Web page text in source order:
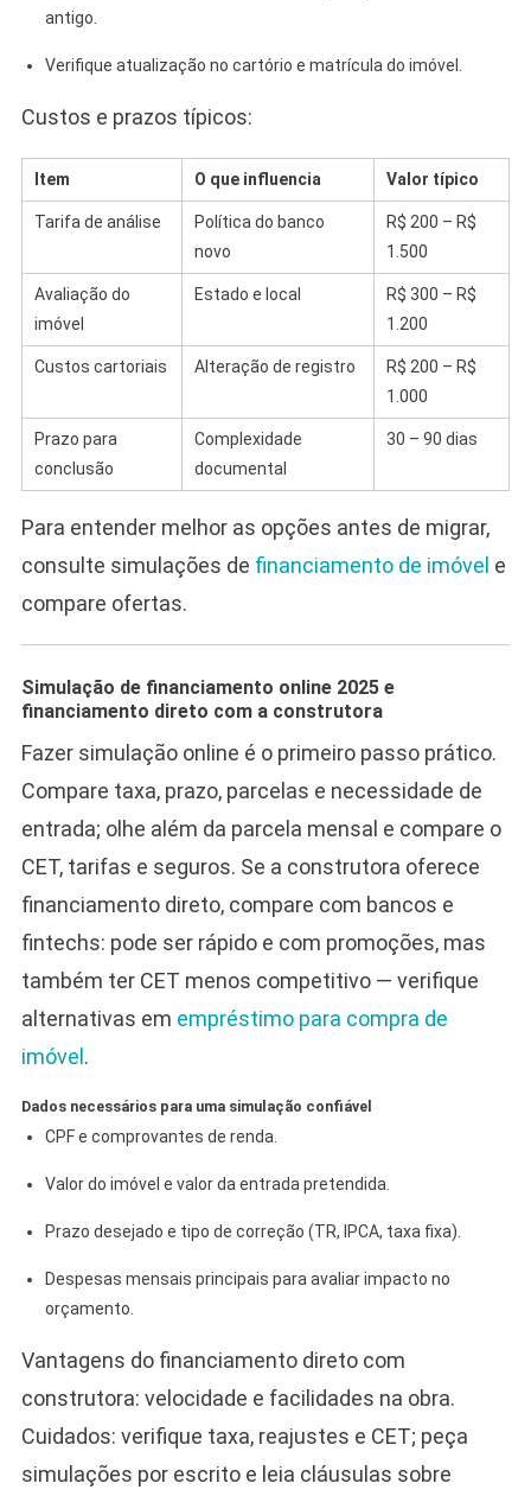
antigo.
Verifique atualização no cartório e matrícula do imóvel.
Custos e prazos típicos:
Item O que influencia Valor típico
Tarifa de análise
Política do banco
novo
R$ 200 – R$
1.500
Avaliação do
imóvel
Estado e local
R$ 300 – R$
1.200
Custos cartoriais Alteração de registro
R$ 200 – R$
1.000
Prazo para
conclusão
Complexidade
documental
30 – 90 dias
Para entender melhor as opções antes de migrar,
consulte simulações de financiamento de imóvel e
compare ofertas.
Simulação de financiamento online 2025 e
financiamento direto com a construtora
Fazer simulação online é o primeiro passo prático.
Compare taxa, prazo, parcelas e necessidade de
entrada; olhe além da parcela mensal e compare o
CET, tarifas e seguros. Se a construtora oferece
financiamento direto, compare com bancos e
fintechs: pode ser rápido e com promoções, mas
também ter CET menos competitivo — verifique
alternativas em empréstimo para compra de
imóvel .
Dados necessários para uma simulação confiável
CPF e comprovantes de renda.
Valor do imóvel e valor da entrada pretendida.
Prazo desejado e tipo de correção (TR, IPCA, taxa fixa).
Despesas mensais principais para avaliar impacto no
orçamento.
Vantagens do financiamento direto com
construtora: velocidade e facilidades na obra.
Cuidados: verifique taxa, reajustes e CET; peça
simulações por escrito e leia cláusulas sobre